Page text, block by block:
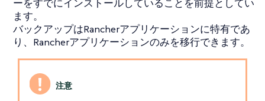
ーをすでにインストールしていることを前提としてい
ます。
バックアップはRancherアプリケーションに特有であ
り、Rancherアプリケーションのみを移行できます。